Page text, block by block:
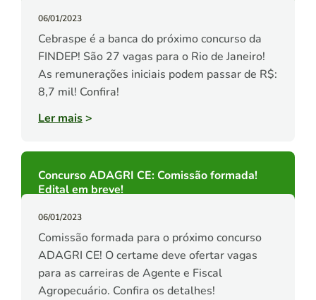
06/01/2023
Cebraspe é a banca do próximo concurso da
FINDEP! São 27 vagas para o Rio de Janeiro!
As remunerações iniciais podem passar de R$:
8,7 mil! Confira!
Ler mais>
Concurso ADAGRI CE: Comissão formada!
Edital em breve!
06/01/2023
Comissão formada para o próximo concurso
ADAGRI CE! O certame deve ofertar vagas
para as carreiras de Agente e Fiscal
Agropecuário. Confira os detalhes!